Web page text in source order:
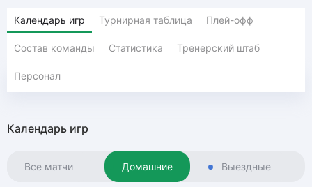
Календарь игр Турнирная таблица Плей-офф
Состав команды Статистика Тренерский штаб
Персонал
Календарь игр
Все матчи Домашние Выездные